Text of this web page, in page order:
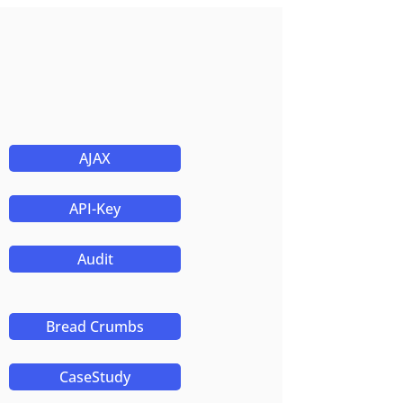
AJAX
API-Key
Audit
Bread Crumbs
CaseStudy